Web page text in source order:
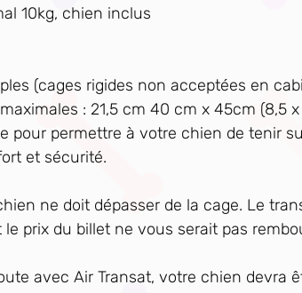
10kg, chien inclus
(cages rigides non acceptées en
: 21,5 cm 40 cm x 45cm (8,5 x
pour permettre à votre chien de tenir
et sécurité.
ne doit dépasser de la cage. Le
le prix du billet ne vous serait pas
avec Air Transat, votre chien devra